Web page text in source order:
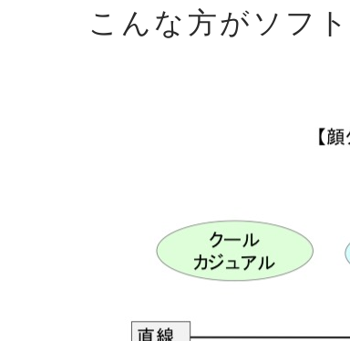
こんな方がソフ